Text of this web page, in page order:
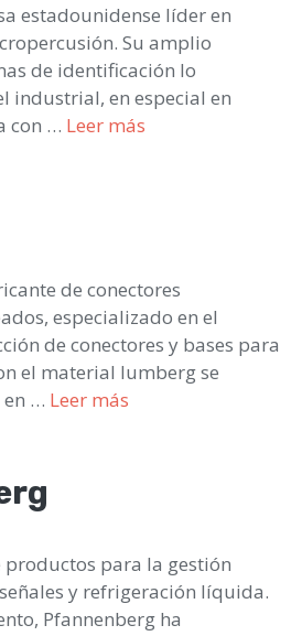
estadounidense líder en
Su amplio
de identificación lo
industrial, en especial en
con … Leer más
de conectores
especializado en el
de conectores y bases para
el material lumberg se
en … Leer más
productos para la gestión
y refrigeración líquida.
Pfannenberg ha